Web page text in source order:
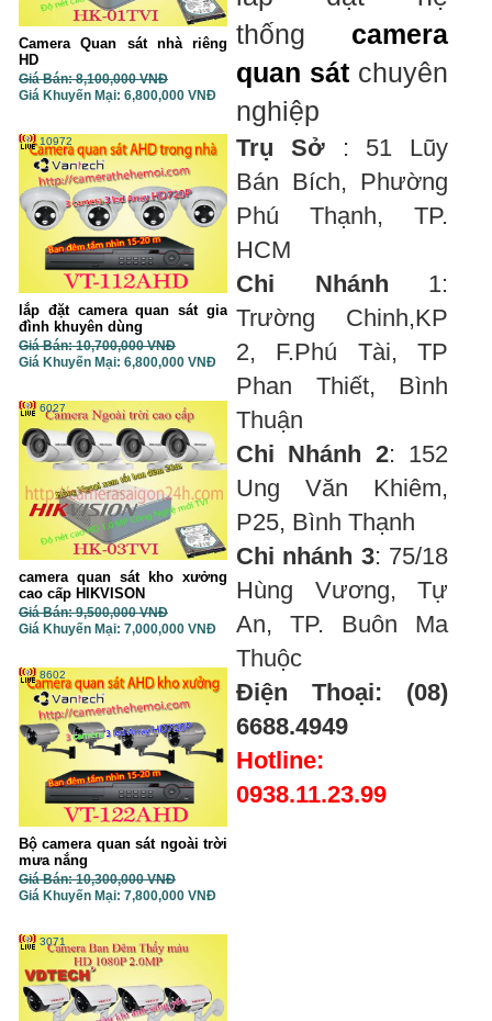
Camera Quan sát nhà riêng
HD
Giá Bán: 8,100,000 VNĐ
Giá Khuyến Mại: 6,800,000 VNĐ
10972
lắp đặt camera quan sát gia
đình khuyên dùng
Giá Bán: 10,700,000 VNĐ
Giá Khuyến Mại: 6,800,000 VNĐ
6027
camera quan sát kho xưởng
cao cấp HIKVISON
Giá Bán: 9,500,000 VNĐ
Giá Khuyến Mại: 7,000,000 VNĐ
8602
Bộ camera quan sát ngoài trời
mưa nắng
Giá Bán: 10,300,000 VNĐ
Giá Khuyến Mại: 7,800,000 VNĐ
3071
thống camera
quan sát chuyên
nghiệp
Trụ Sở : 51 Lũy
Bán Bích, Phường
Phú Thạnh, TP.
HCM
Chi Nhánh 1:
Trường Chinh,KP
2, F.Phú Tài, TP
Phan Thiết, Bình
Thuận
Chi Nhánh 2: 152
Ung Văn Khiêm,
P25, Bình Thạnh
Chi nhánh 3: 75/18
Hùng Vương, Tự
An, TP. Buôn Ma
Thuộc
Điện Thoại: (08)
6688.4949
Hotline:
0938.11.23.99